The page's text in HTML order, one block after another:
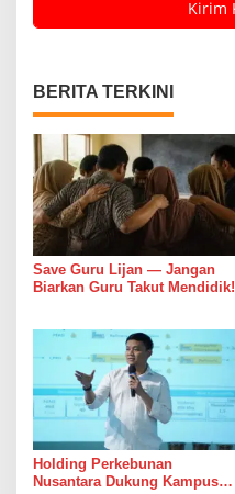
BERITA TERKINI
Save Guru Lijan — Jangan
Biarkan Guru Takut Mendidik!
Holding Perkebunan
Nusantara Dukung Kampus